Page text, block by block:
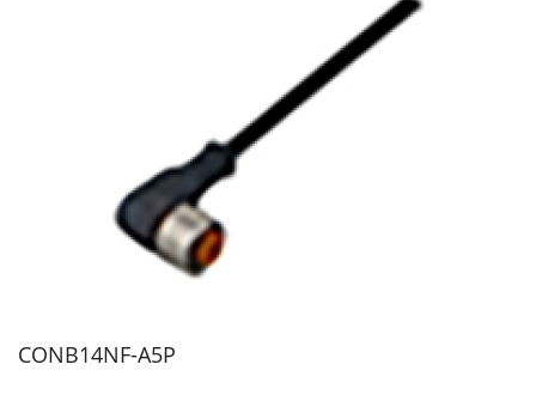
CONB14NF-A5P